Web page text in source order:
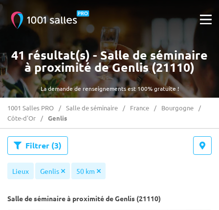
La demande de renseignements est 100% gratuite !
41 résultat(s) - Salle de séminaire
à proximité de Genlis (21110)
1001 Salles PRO Salle de séminaire France
Bourgogne
Côte-d'Or
Genlis
Filtrer (3)
Lieux Genlis 50 km
Salle de séminaire à proximité de Genlis (21110)